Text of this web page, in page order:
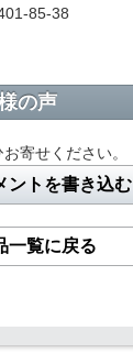
85-38
の声
寄せください。
ントを書き込む
一覧に戻る